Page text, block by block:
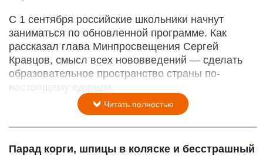
С 1 сентября российские школьники начнут
заниматься по обновленной программе. Как
рассказал глава Минпросвещения Сергей
Кравцов, смысл всех нововведений — сделать
образовательное пространство страны по-
настоящему единым.
Читать полностью
Парад корги, шпицы в коляске и бесстрашный